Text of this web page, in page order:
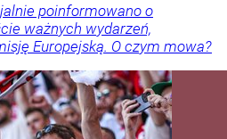
poinformowano o
ważnych wydarzeń,
Europejską. O czym mowa?